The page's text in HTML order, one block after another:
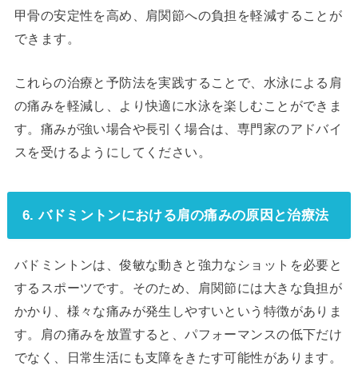
甲骨の安定性を高め、肩関節への負担を軽減することが
できます。
これらの治療と予防法を実践することで、水泳による肩
の痛みを軽減し、より快適に水泳を楽しむことができま
す。痛みが強い場合や長引く場合は、専門家のアドバイ
スを受けるようにしてください。
6. バドミントンにおける肩の痛みの原因と治療法
バドミントンは、俊敏な動きと強力なショットを必要と
するスポーツです。そのため、肩関節には大きな負担が
かかり、様々な痛みが発生しやすいという特徴がありま
す。肩の痛みを放置すると、パフォーマンスの低下だけ
でなく、日常生活にも支障をきたす可能性があります。